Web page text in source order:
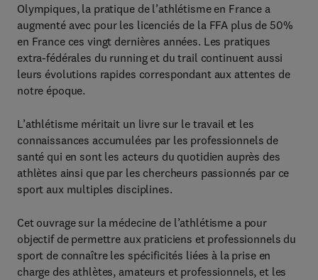
Olympiques, la pratique de l’athlétisme en France a
augmenté avec pour les licenciés de la FFA plus de 50%
en France ces vingt dernières années. Les pratiques
extra-fédérales du running et du trail continuent aussi
leurs évolutions rapides correspondant aux attentes de
notre époque.
L’athlétisme méritait un livre sur le travail et les
connaissances accumulées par les professionnels de
santé qui en sont les acteurs du quotidien auprès des
athlètes ainsi que par les chercheurs passionnés par ce
sport aux multiples disciplines.
Cet ouvrage sur la médecine de l’athlétisme a pour
objectif de permettre aux praticiens et professionnels du
sport de connaître les spécificités liées à la prise en
charge des athlètes, amateurs et professionnels, et les